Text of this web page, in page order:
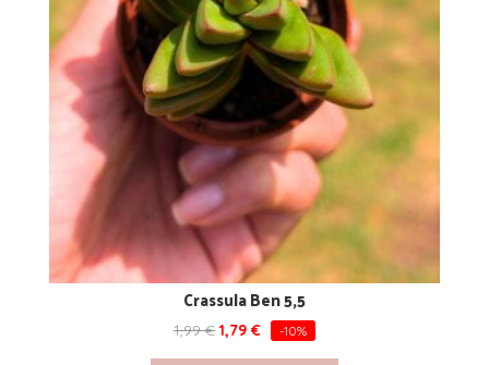
Crassula Ben 5,5
1,99€ 1,79 € -10%